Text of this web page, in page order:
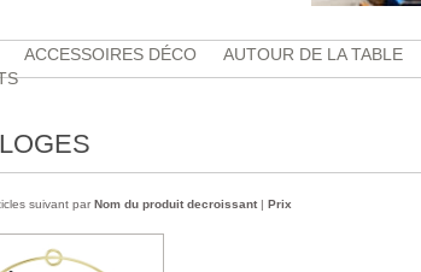
ACCESSOIRES DÉCO AUTOUR DE LA TABLE
suivant par Nom du produit decroissant | Prix